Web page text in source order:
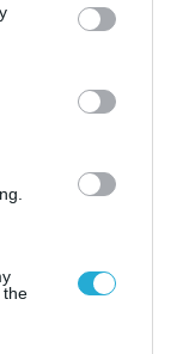
You may click to
party tags to
in below Google
the
64D Apache
drone